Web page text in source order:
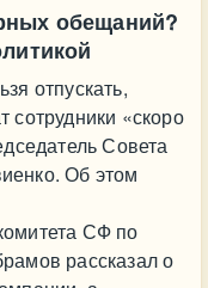
обещаний?
отпускать,
сотрудники «скоро
Совета
Об этом
СФ по
рассказал о